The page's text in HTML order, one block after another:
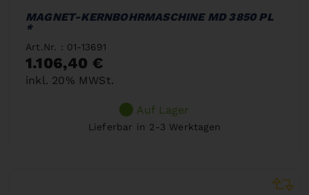
MAGNET-KERNBOHRMASCHINE MD 3850 PL
*
Art.Nr. : 01-13691
1.106,40 €
inkl. 20% MWSt.
Auf Lager
Lieferbar in 2-3 Werktagen